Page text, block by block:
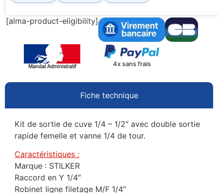
[alma-product-eligibility]
4x sans frais
Fiche technique
Kit de sortie de cuve 1/4 – 1/2″ avec double sortie
rapide femelle et vanne 1/4 de tour.
Caractéristiques :
Marque : STILKER
Raccord en Y 1/4″
Robinet ligne filetage M/F 1/4″